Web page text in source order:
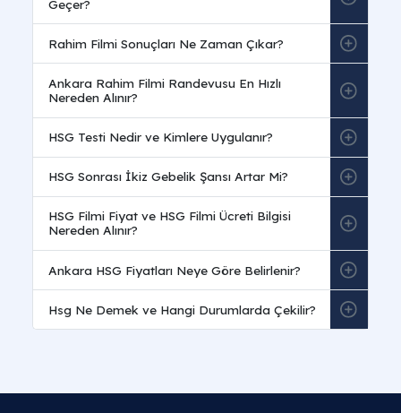
Hsg Filmi Nedir ve Hangi Durumlarda Çekilir?